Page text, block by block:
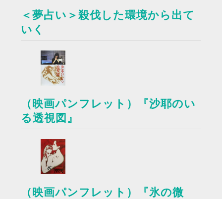
＜夢占い＞殺伐した環境から出て
いく
（映画パンフレット）『沙耶のい
る透視図』
（映画パンフレット）『氷の微